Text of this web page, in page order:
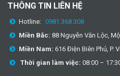
THÔNG TIN LIÊN HỆ
Hotline: 0981.368.308
Miền Bắc: 88 Nguyễn Văn Lộc,
Miền Nam: 616 Điện Biên Phủ, P.
Thời gian làm việc: 08:00 –